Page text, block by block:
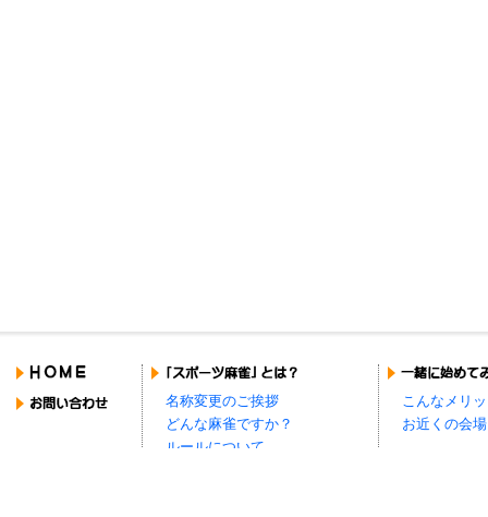
名称変更のご挨拶
どんな麻雀ですか？
ルールについて
こんなメリ
お近くの会